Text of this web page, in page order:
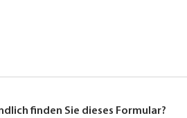
finden Sie dieses Formular?